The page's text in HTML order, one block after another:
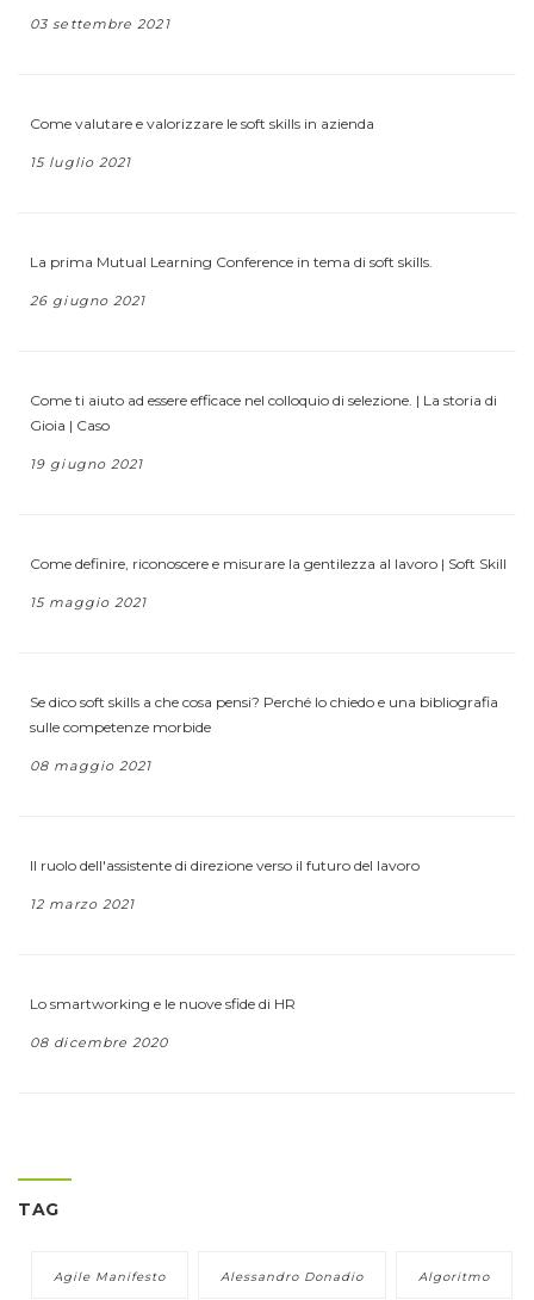
03 settembre 2021
Come valutare e valorizzare le soft skills in azienda
15 luglio 2021
La prima Mutual Learning Conference in tema di soft skills.
26 giugno 2021
Come ti aiuto ad essere efficace nel colloquio di selezione. | La storia di
Gioia | Caso
19 giugno 2021
Come definire, riconoscere e misurare la gentilezza al lavoro | Soft Skill
15 maggio 2021
Se dico soft skills a che cosa pensi? Perché lo chiedo e una bibliografia
sulle competenze morbide
08 maggio 2021
Il ruolo dell'assistente di direzione verso il futuro del lavoro
12 marzo 2021
Lo smartworking e le nuove sfide di HR
08 dicembre 2020
TAG
Agile Manifesto Alessandro Donadio Algoritmo